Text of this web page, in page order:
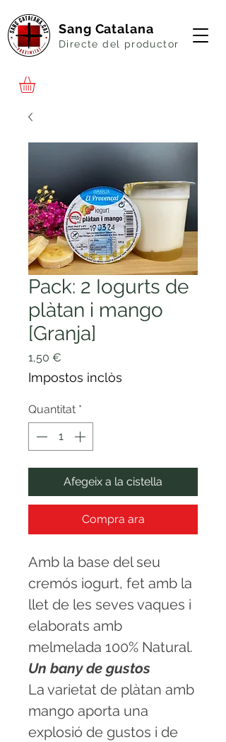
Sang Catalana
Directe del productor
Pack: 2 Iogurts de
plàtan i mango
[Granja]
1,50 €
Impostos inclòs
Quantitat *
Afegeix a la cistella
Compra ara
Amb la base del seu
cremós iogurt, fet amb la
llet de les seves vaques i
elaborats amb
melmelada 100% Natural.
Un bany de gustos
La varietat de plàtan amb
mango aporta una
explosió de gustos i de